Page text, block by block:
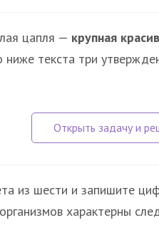
цапля — крупная
ниже текста три
из шести и запишите
характерны